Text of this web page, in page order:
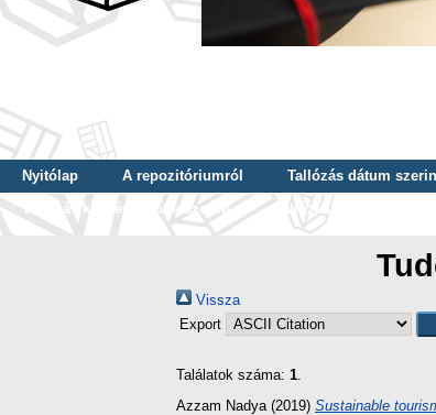
Nyitólap A repozitóriumról Tallózás dátum
Tallózás képzés szintje szerint
Tallózás kulcsszó
Vissza
Export
Találatok száma: 1.
Azzam Nadya (2019) Sustainable